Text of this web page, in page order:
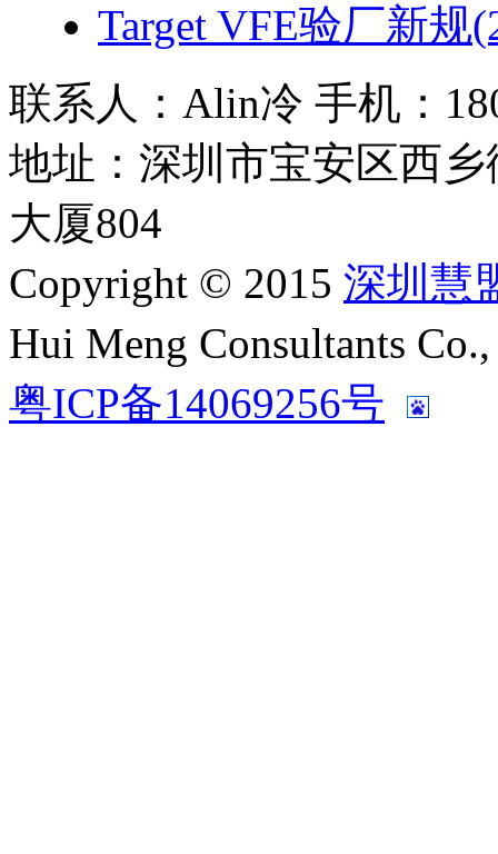
Target VFE验厂新规
联系人：Alin冷 手机：
地址：深圳市宝安区西
大厦804
Copyright © 2015 深圳慧
Hui Meng Consultants
粤ICP备14069256号